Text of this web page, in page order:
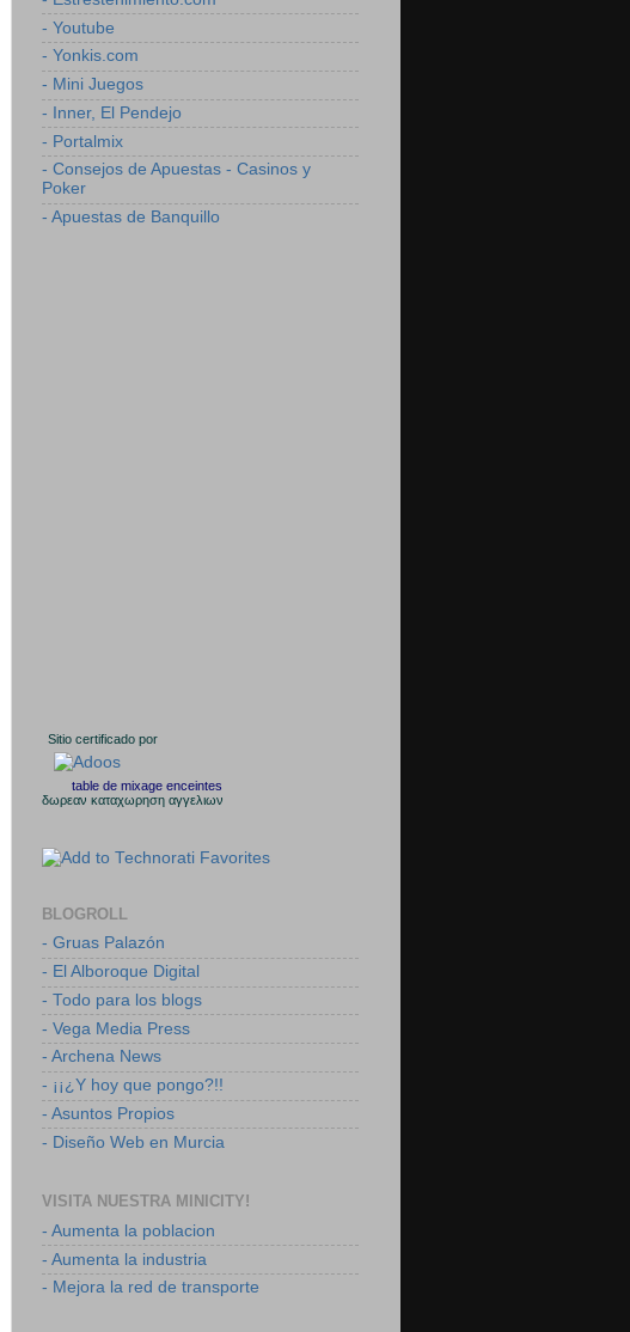
- Youtube
- Yonkis.com
- Mini Juegos
- Inner, El Pendejo
- Portalmix
- Consejos de Apuestas - Casinos y
Poker
- Apuestas de Banquillo
Sitio certificado por
table de mixage enceintes
δωρεαν καταχωρηση αγγελιων
BLOGROLL
- Gruas Palazón
- El Alboroque Digital
- Todo para los blogs
- Vega Media Press
- Archena News
- ¡¡¿Y hoy que pongo?!!
- Asuntos Propios
- Diseño Web en Murcia
VISITA NUESTRA MINICITY!
- Aumenta la poblacion
- Aumenta la industria
- Mejora la red de transporte